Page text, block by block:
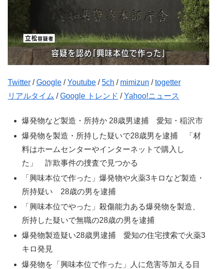
Twitter /Google /Youtube /5ch / mimizun /togetter
リアルタイム /Google トレンド /Yahoo!ニュース
爆発物など製造・所持か 28歳男逮捕 愛知・稲沢市
爆発物を製造・所持した疑いで28歳男を逮捕 「材
料はホームセンターやインターネットで購入し
た」 詐欺事件の捜査で見つかる
「興味本位で作った」爆発物や火薬3キロなど製造・
所持疑い 28歳の男を逮捕
「興味本位でやった」殺傷能力ある爆発物を製造、
所持した疑いで無職の28歳の男を逮捕
爆発物製造疑い28歳男逮捕 愛知の住宅捜索で火薬3
キロ発見
爆発物を「興味本位で作った」人に危害等加える目